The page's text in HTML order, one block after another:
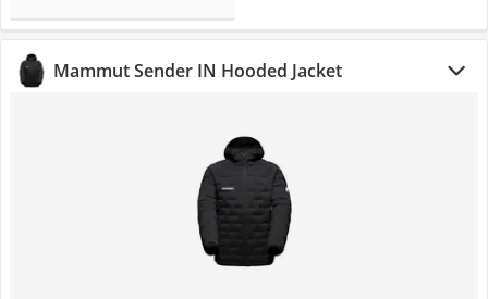
Mammut Sender IN Hooded Jacket